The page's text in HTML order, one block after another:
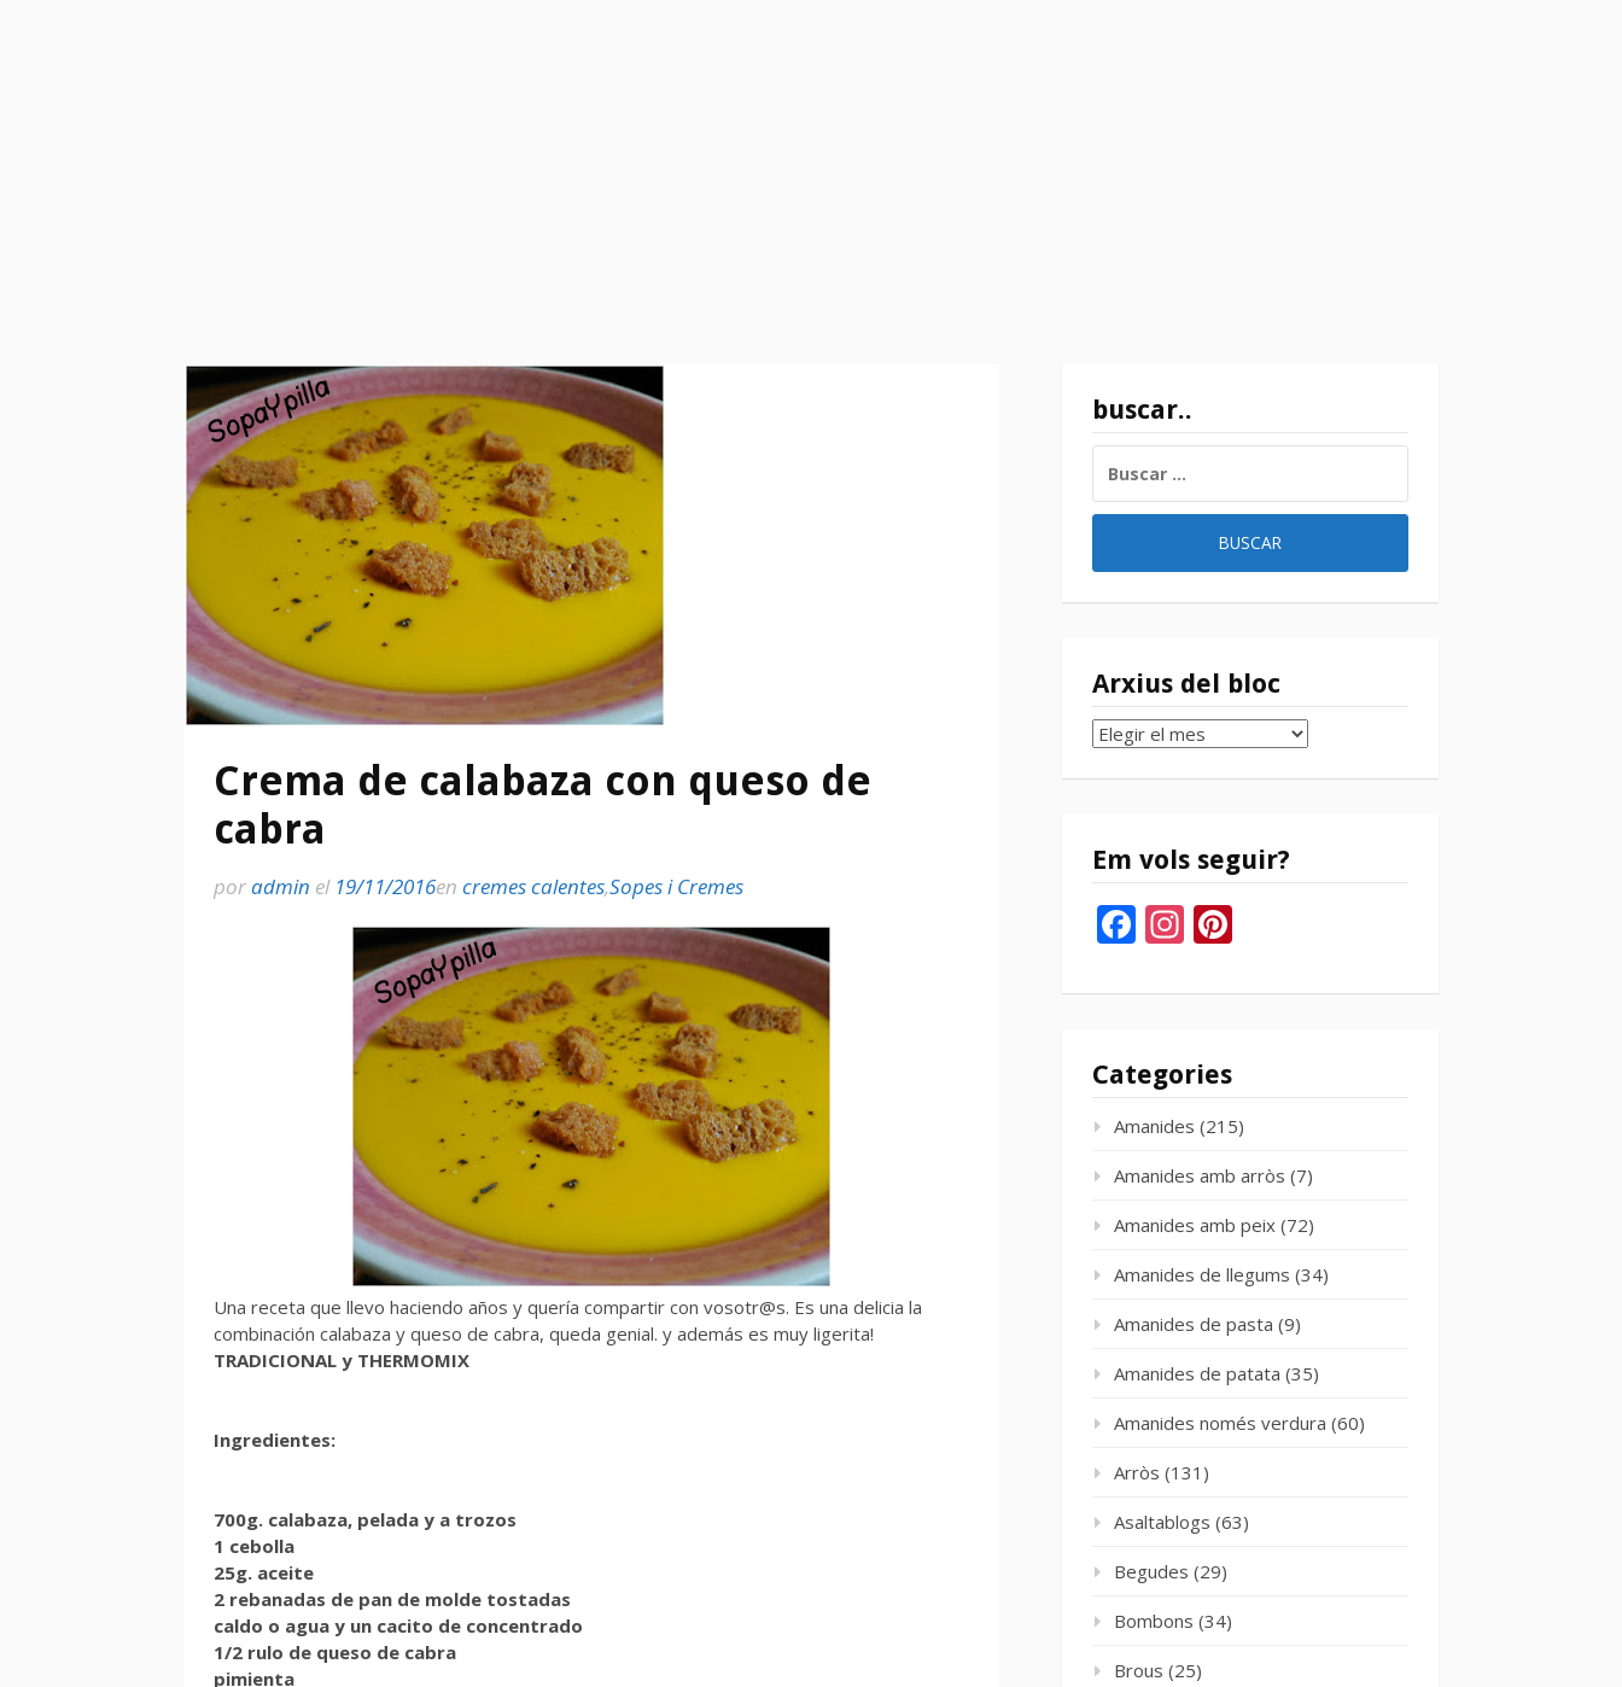
Crema de calabaza con queso de
cabra
poradmin el 19/11/2016en cremes calentes,Sopes i Cremes
Una receta que llevo haciendo años y quería compartir con vosotr@s. Es una delicia la
combinación calabaza y queso de cabra, queda genial. y además es muy ligerita!
TRADICIONAL y THERMOMIX
Ingredientes:
700g. calabaza, pelada y a trozos
1 cebolla
25g. aceite
2 rebanadas de pan de molde tostadas
caldo o agua y un cacito de concentrado
1/2 rulo de queso de cabra
pimienta
buscar..
Arxius del bloc
Arxius
bloc
Em vols seguir?
Facebook
Instagram
Categories
Amanides (215)
Amanides amb arròs (7)
Amanides amb peix (72)
Amanides de llegums (34)
Amanides de pasta (9)
Amanides de patata (35)
Amanides només verdura (60)
Arròs (131)
Asaltablogs (63)
Begudes (29)
Bombons (34)
Brous (25)